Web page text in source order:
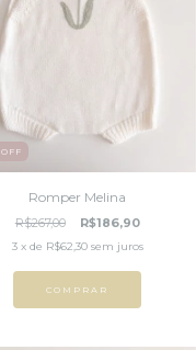
OFF
Romper Melina
R$267,00 R$186,90
3 x de R$62,30 sem juros
COMPRAR